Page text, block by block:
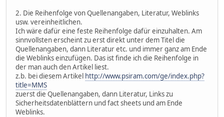
2. Die Reihenfolge von Quellenangaben, Literatur, Weblinks
usw. vereinheitlichen.
Ich wäre dafür eine feste Reihenfolge dafür einzuhalten. Am
sinnvollsten erscheint zu erst direkt unter dem Titel die
Quellenangaben, dann Literatur etc. und immer ganz am Ende
die Weblinks einzufügen. Das ist finde ich die Reihenfolge in
der man auch den Artikel liest.
z.b. bei diesem Artikel http://www.psiram.com/ge/index.php?
title=MMS
zuerst die Quellenangaben, dann Literatur, Links zu
Sicherheitsdatenblättern und fact sheets und am Ende
Weblinks.